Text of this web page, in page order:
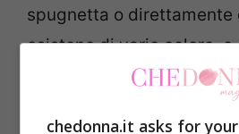
spugnetta o direttamente
esistono di vario colore, e
coprenza, sono spesso
tipologie di incarnato ma
chedonna.it asks for